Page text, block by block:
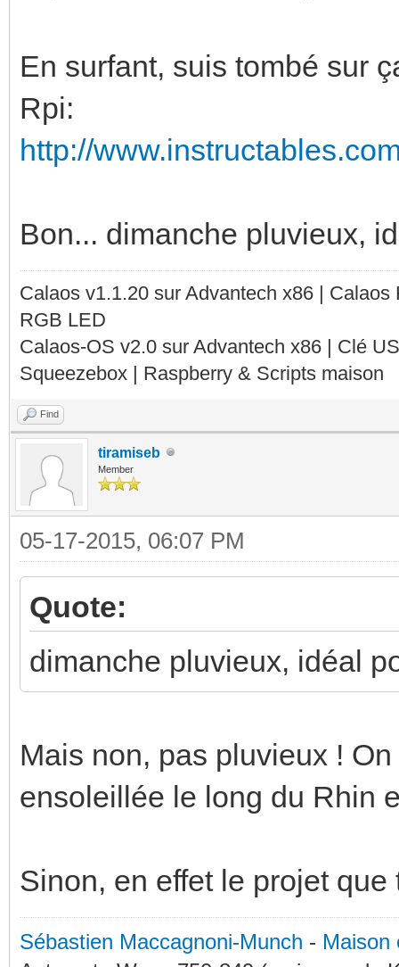
En surfant, suis tombé sur
Rpi:
http://
Bon... dimanche pluvieux,
Calaos v1.1.20 sur Advantech x86 |
RGB LED
Calaos-OS v2.0 sur Advantech x86 | Clé
Squeezebox | Raspberry & Scripts maison
Find
tiramiseb
Member
05-17-2015, 06:07 PM
Quote:
dimanche pluvieux, idéal
Mais non, pas pluvieux !
ensoleillée le long du Rhin
Sinon, en effet le projet
Sébastien Maccagnoni-Munch - Maison